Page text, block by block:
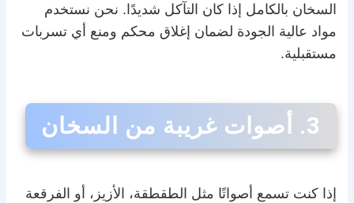
السخان بالكامل إذا كان التآكل شديدًا. نحن نستخدم
مواد عالية الجودة لضمان إغلاق محكم ومنع أي تسربات
مستقبلية.
3. أصوات غريبة من السخان
إذا كنت تسمع أصواتًا مثل الطقطقة، الأزيز، أو الفرقعة